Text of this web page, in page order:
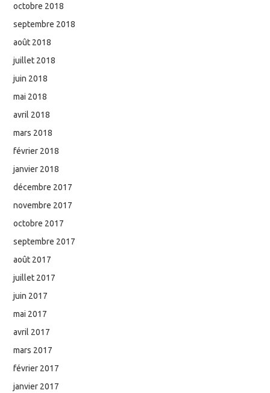
octobre 2018
septembre 2018
août 2018
juillet 2018
juin 2018
mai 2018
avril 2018
mars 2018
février 2018
janvier 2018
décembre 2017
novembre 2017
octobre 2017
septembre 2017
août 2017
juillet 2017
juin 2017
mai 2017
avril 2017
mars 2017
février 2017
janvier 2017